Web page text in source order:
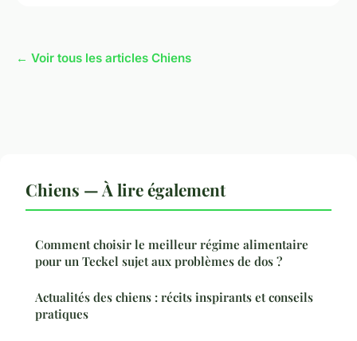
← Voir tous les articles Chiens
Chiens — À lire également
Comment choisir le meilleur régime alimentaire
pour un Teckel sujet aux problèmes de dos ?
Actualités des chiens : récits inspirants et conseils
pratiques